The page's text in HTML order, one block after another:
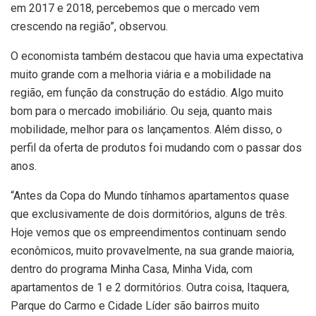
em 2017 e 2018, percebemos que o mercado vem
crescendo na região”, observou.
O economista também destacou que havia uma expectativa
muito grande com a melhoria viária e a mobilidade na
região, em função da construção do estádio. Algo muito
bom para o mercado imobiliário. Ou seja, quanto mais
mobilidade, melhor para os lançamentos. Além disso, o
perfil da oferta de produtos foi mudando com o passar dos
anos.
“Antes da Copa do Mundo tínhamos apartamentos quase
que exclusivamente de dois dormitórios, alguns de três.
Hoje vemos que os empreendimentos continuam sendo
econômicos, muito provavelmente, na sua grande maioria,
dentro do programa Minha Casa, Minha Vida, com
apartamentos de 1 e 2 dormitórios. Outra coisa, Itaquera,
Parque do Carmo e Cidade Líder são bairros muito